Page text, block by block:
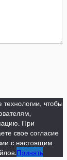
чтобы
При
свое согласие
с настоящим
Принять